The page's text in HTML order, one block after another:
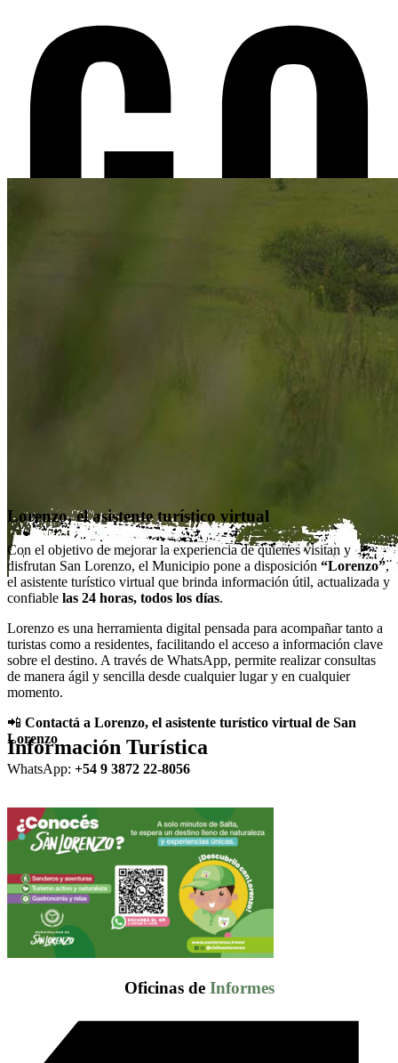
Información Turística
Lorenzo, el asistente turístico virtual
Con el objetivo de mejorar la experiencia de quienes visitan y
disfrutan San Lorenzo, el Municipio pone a disposición “Lorenzo”,
el asistente turístico virtual que brinda información útil, actualizada y
confiable las 24 horas, todos los días.
Lorenzo es una herramienta digital pensada para acompañar tanto a
turistas como a residentes, facilitando el acceso a información clave
sobre el destino. A través de WhatsApp, permite realizar consultas
de manera ágil y sencilla desde cualquier lugar y en cualquier
momento.
📲 Contactá a Lorenzo, el asistente turístico virtual de San
Lorenzo
WhatsApp: +54 9 3872 22-8056
Oficinas de Informes